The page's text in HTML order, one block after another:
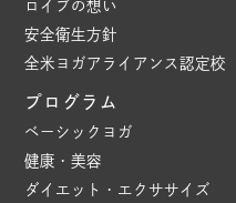
ロイブの想い
安全衛生方針
全米ヨガアライアンス認定校
プログラム
ベーシックヨガ
健康・美容
ダイエット・エクササイズ